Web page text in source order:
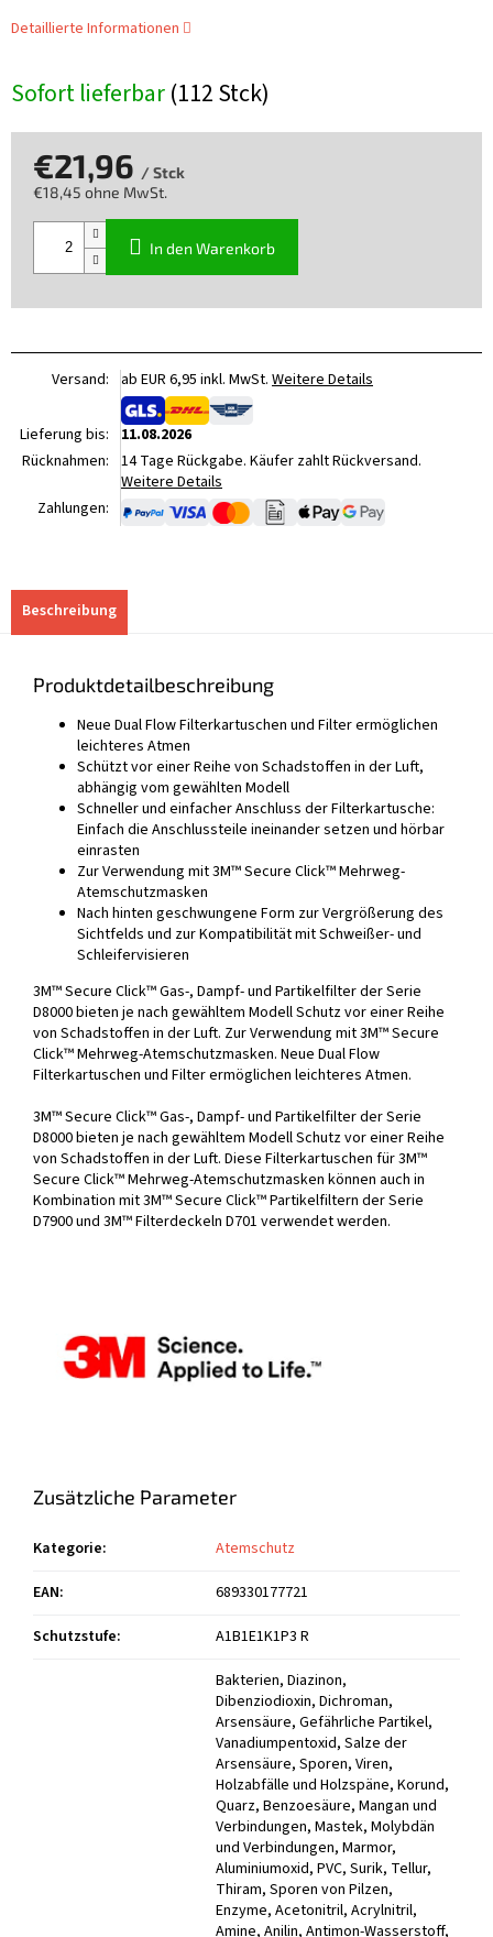
Sofort lieferbar(112 Stck)
Detaillierte Informationen
€21,96 / Stck
€18,45 ohne MwSt.
In den Warenkorb
Versand: ab EUR 6,95 inkl. MwSt. Weitere Details
Lieferung bis:
11.08.2026
Rücknahmen: 14 Tage Rückgabe. Käufer zahlt Rückversand.
Weitere Details
Zahlungen:
Beschreibung
Produktdetailbeschreibung
Neue Dual Flow Filterkartuschen und Filter ermöglichen
leichteres Atmen
Schützt vor einer Reihe von Schadstoffen in der Luft,
abhängig vom gewählten Modell
Schneller und einfacher Anschluss der Filterkartusche:
Einfach die Anschlussteile ineinander setzen und hörbar
einrasten
Zur Verwendung mit 3M™ Secure Click™ Mehrweg-
Atemschutzmasken
Nach hinten geschwungene Form zur Vergrößerung des
Sichtfelds und zur Kompatibilität mit Schweißer- und
Schleifervisieren
3M™ Secure Click™ Gas-, Dampf- und Partikelfilter der Serie
D8000 bieten je nach gewähltem Modell Schutz vor einer Reihe
von Schadstoffen in der Luft. Zur Verwendung mit 3M™ Secure
Click™ Mehrweg-Atemschutzmasken. Neue Dual Flow
Filterkartuschen und Filter ermöglichen leichteres Atmen.
3M™ Secure Click™ Gas-, Dampf- und Partikelfilter der Serie
D8000 bieten je nach gewähltem Modell Schutz vor einer Reihe
von Schadstoffen in der Luft. Diese Filterkartuschen für 3M™
Secure Click™ Mehrweg-Atemschutzmasken können auch in
Kombination mit 3M™ Secure Click™ Partikelfiltern der Serie
D7900 und 3M™ Filterdeckeln D701 verwendet werden.
Zusätzliche Parameter
Kategorie:
Atemschutz
EAN:
689330177721
Schutzstufe:
A1B1E1K1P3 R
Bakterien, Diazinon, Dibenziodioxin, Dichroman, Arsensäure, Gefährliche Partikel, Vanadiumpentoxid, Salze der Arsensäure, Sporen, Viren, Holzabfälle und Holzspäne, Korund, Quarz, Benzoesäure, Mangan und Verbindungen, Mastek, Molybdän und Verbindungen, Marmor, Aluminiumoxid, PVC, Surik, Tellur, Thiram, Sporen von Pilzen, Enzyme, Acetonitril, Acrylnitril, Amine, Anilin, Antimon-Wasserstoff, Arsenwasserstoff, Benzol, Cyclohexan, Cyclohexanol, Cyclohexylamil, Ammoniak, Diacetanol-Alkohol, Dichlorbenzol, Dimethylamin, Dipropylenglykolmonomethylether, Epichlorhydrin, Epoxidharz, Ethanol, Ethylacetat, Ethylacrylat, Ethylamin, Ethylbenzol, Fluor, Formamid, Phosphorwasserstoff, Phosgen, Carbonylchlorid, Halogene, Hexamethylen, Aluminium, Chlorwasserstoff, Ammoniumchlorid, Schwefelchlorid, Insektizide, Iso-Amylalkohol, Isoforon, Isopropanol, Gülle, Kobalt und seine Verbindungen, Rauch aus Kupfer, Quarzglas, Cumol, Cyanamid, Cyanide, Adipinsäure, Acrylsäure, Aminobenzoesäure, Salpetersäure, Ameisensäure, Essigsäure, Peroxyessigsäure, Propionsäure, Schwefelsäure, Chlorwasserstoffsäure, Oxalsäure, Arsendioxid, Lösungsmittelhaltige Klebstoffe, Kupfer (Dämpfe), Kupfer (Staub), Methoxyethanol Me-Glykol, Methylacrylat, Methylamin, Methylcyclohexanol, Methylethylketon, Methylisobutylketon, Dieselkraftstoff, N-Heptan, N-Hexan, Naphthalin, Oktan, Magnesiumoxid, Schwefeldioxid, Zinkoxid, Kraftstoff (Benzin), Parathion, Kerosin, Polychlorierte Biphenyle, Pyridin, Kohlenstoffdisulfid, Schwefelwasserstoff, Bariumverbindungen, löslich, Zi